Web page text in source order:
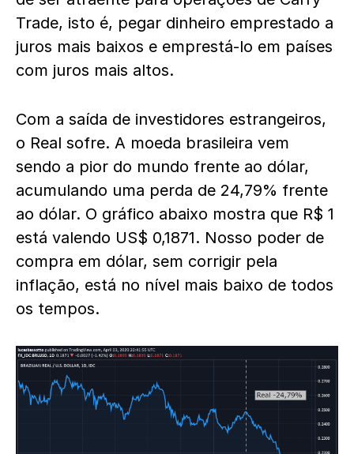
Trade, isto é, pegar dinheiro emprestado a
juros mais baixos e emprestá-lo em países
com juros mais altos.
Com a saída de investidores estrangeiros,
o Real sofre. A moeda brasileira vem
sendo a pior do mundo frente ao dólar,
acumulando uma perda de 24,79% frente
ao dólar. O gráfico abaixo mostra que R$ 1
está valendo US$ 0,1871. Nosso poder de
compra em dólar, sem corrigir pela
inflação, está no nível mais baixo de todos
os tempos.